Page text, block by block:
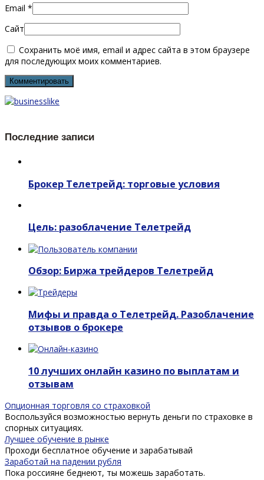
Email *
Сайт
Сохранить моё имя, email и адрес сайта в этом браузере
для последующих моих комментариев.
Последние записи
Брокер Телетрейд: торговые условия
Цель: разоблачение Телетрейд
Обзор: Биржа трейдеров Телетрейд
Мифы и правда о Телетрейд. Разоблачение
отзывов о брокере
10 лучших онлайн казино по выплатам и
отзывам
Опционная торговля со страховкой
Воспользуйся возможностью вернуть деньги по страховке в
спорных ситуациях.
Лучшее обучение в рынке
Проходи бесплатное обучение и зарабатывай
Заработай на падении рубля
Пока россияне беднеют, ты можешь заработать.